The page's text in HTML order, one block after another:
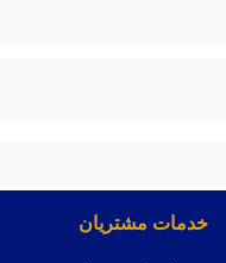
خدمات مشتریان